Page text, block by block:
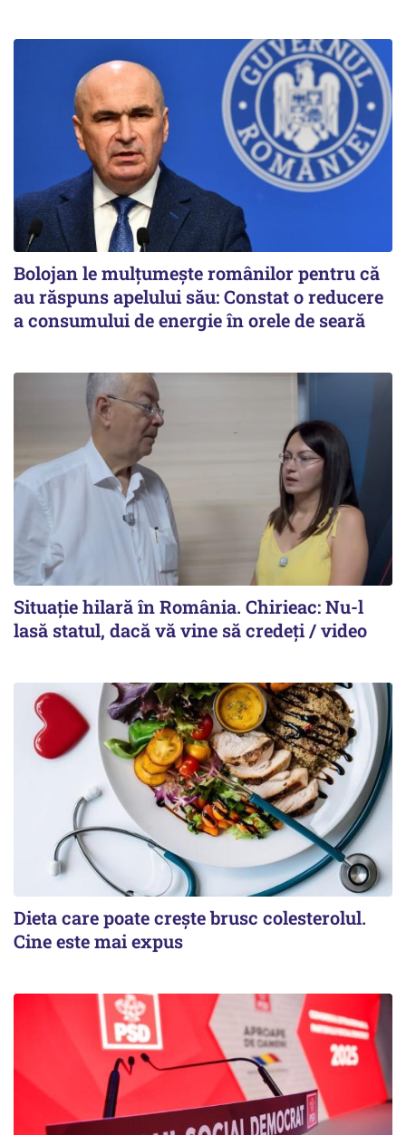
Bolojan le mulțumește românilor pentru că
au răspuns apelului său: Constat o reducere
a consumului de energie în orele de seară
Situație hilară în România. Chirieac: Nu-l
lasă statul, dacă vă vine să credeți / video
Dieta care poate crește brusc colesterolul.
Cine este mai expus